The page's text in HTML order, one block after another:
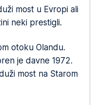
most u Evropi ali
neki prestigli.
otoku Olandu.
je davne 1972.
most na Starom